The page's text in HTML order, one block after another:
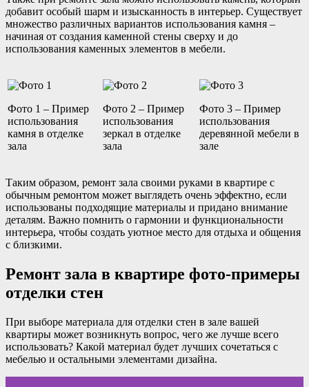
добавит особый шарм и изысканность в интерьер. Существует
множество различных вариантов использования камня –
начиная от создания каменной стены сверху и до
использования каменных элементов в мебели.
Фото 1 – Пример
использования
камня в отделке
зала
Фото 2 – Пример
использования
зеркал в отделке
зала
Фото 3 – Пример
использования
деревянной мебели в
зале
Таким образом, ремонт зала своими руками в квартире с
обычным ремонтом может выглядеть очень эффектно, если
использованы подходящие материалы и придано внимание
деталям. Важно помнить о гармонии и функциональности
интерьера, чтобы создать уютное место для отдыха и общения
с близкими.
Ремонт зала в квартире фото-примеры
отделки стен
При выборе материала для отделки стен в зале вашей
квартиры может возникнуть вопрос, чего же лучше всего
использовать? Какой материал будет лучших сочетаться с
мебелью и остальными элементами дизайна.